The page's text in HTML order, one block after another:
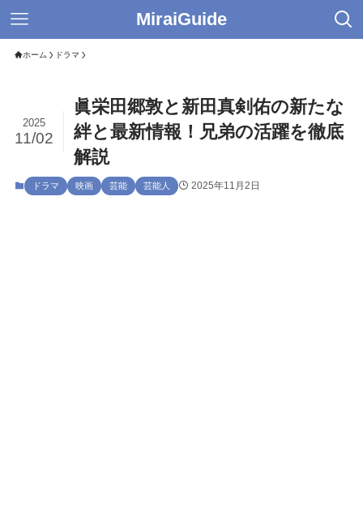
MiraiGuide
ホーム ドラマ
眞栄田郷敦と新田真剣佑の新たな
絆と最新情報！兄弟の活躍を徹底
解説
2025
11/02
ドラマ 映画 芸能 芸能人 2025年11月2日